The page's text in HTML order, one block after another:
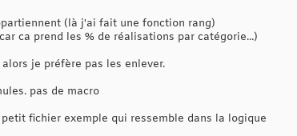
(là j'ai fait une fonction rang)
ca prend les % de réalisations par catégorie...)
je préfère pas les enlever.
pas de macro
fichier exemple qui ressemble dans la logique